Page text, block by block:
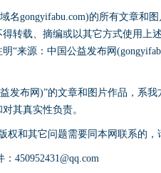
名gongyifabu.com)的所有文章和
转载、摘编或以其它方式使用上
“来源：中国公益发布网
发布网)”的文章和图片作品，系
其真实性负责。
和其它问题需要同本网联系的，
450952431@qq.com